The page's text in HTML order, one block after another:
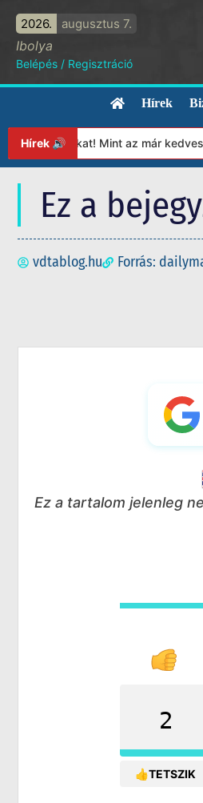
2026. augusztus 7.
Ibolya
Belépés / Regisztráció
Hírek
Hírek 🔊Mint az már kedves
Ez a
vdtablog.hu Forrás:
Ez a tartalom jelenleg
2
👍TETSZIK